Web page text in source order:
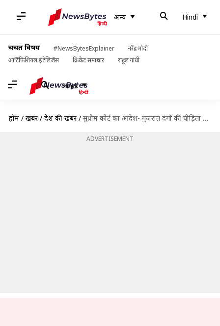
अन्य Hindi
चर्चित विषय #NewsBytesExplainer
नरेंद्र मोदी
आर्टिफिशियल इंटेलिजेंस
क्रिकेट समाचार राहुल गांधी
Hindi
होम / खबरें / देश की खबरें / सुप्रीम कोर्ट का आदेश- गुजरात दंगों की पीड़िता बिलकीस को 50 लाख मुआवजा दे गुजरात सरकार
ADVERTISEMENT